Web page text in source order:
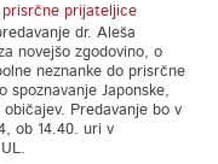
prisrčne prijateljice
dr. Aleša
novejšo zgodovino, o
neznanke do prisrčne
spoznavanje Japonske,
Predavanje bo v
ob 14.40. uri v